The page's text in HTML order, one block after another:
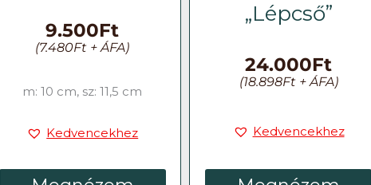
9.500Ft
(7.480Ft + ÁFA)
m: 10 cm, sz: 11,5 cm
Kedvencekhez
„Lépcső”
24.000Ft
(18.898Ft+ ÁFA)
Kedvencekhez